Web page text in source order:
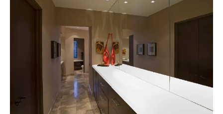
QUARTZ